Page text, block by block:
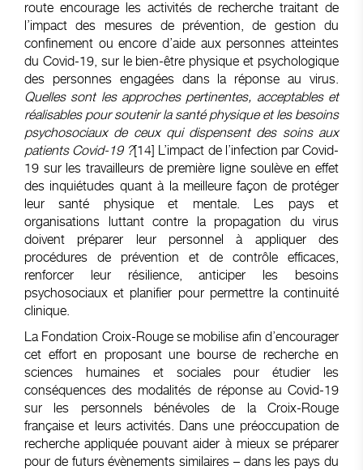
route encourage les activités de recherche traitant de
l’impact des mesures de prévention, de gestion du
confinement ou encore d’aide aux personnes atteintes
du Covid-19, sur le bien-être physique et psychologique
des personnes engagées dans la réponse au virus.
Quelles sont les approches pertinentes, acceptables et
réalisables pour soutenir la santé physique et les besoins
psychosociaux de ceux qui dispensent des soins aux
patients Covid-19 ?[14] L’impact de l’infection par Covid-
19 sur les travailleurs de première ligne soulève en effet
des inquiétudes quant à la meilleure façon de protéger
leur santé physique et mentale. Les pays et
organisations luttant contre la propagation du virus
doivent préparer leur personnel à appliquer des
procédures de prévention et de contrôle efficaces,
renforcer leur résilience, anticiper les besoins
psychosociaux et planifier pour permettre la continuité
clinique.
La Fondation Croix-Rouge se mobilise afin d’encourager
cet effort en proposant une bourse de recherche en
sciences humaines et sociales pour étudier les
conséquences des modalités de réponse au Covid-19
sur les personnels bénévoles de la Croix-Rouge
française et leurs activités. Dans une préoccupation de
recherche appliquée pouvant aider à mieux se préparer
pour de futurs évènements similaires – dans les pays du